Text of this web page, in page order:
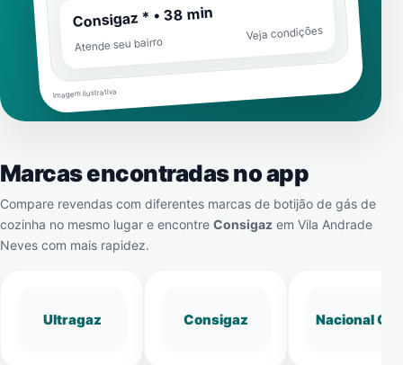
Consigaz * • 38 min
Atende seu bairro
Veja condições
Imagem ilustrativa
Marcas encontradas no app
Compare revendas com diferentes marcas de botijão de gás de
cozinha no mesmo lugar e encontre Consigaz em Vila Andrade
Neves com mais rapidez.
Ultragaz Consigaz Nacional Gás